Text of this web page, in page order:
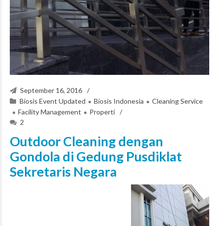
September 16, 2016
Biosis Event Updated
Biosis Indonesia
Cleaning Service
Facility Management
Properti
2
Outdoor Cleaning dengan
Gondola di Gedung Pusdiklat
Sekretaris Negara